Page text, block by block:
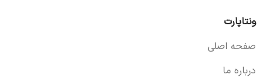
ونتاپارت
صفحه اصلی
درباره ما